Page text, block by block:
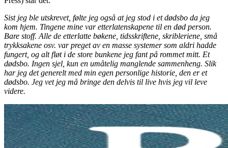
Sist jeg ble utskrevet, følte jeg også at jeg stod i et dødsbo da jeg
kom hjem. Tingene mine var etterlatenskapene til en død person.
Bare stoff. Alle de etterlatte bøkene, tidsskriftene, skribleriene, små
trykksakene osv. var preget av en masse systemer som aldri hadde
fungert, og alt fløt i de store bunkene jeg fant på rommet mitt. Et
dødsbo. Ingen sjel, kun en umåtelig manglende sammenheng. Slik
har jeg det generelt med min egen personlige historie, den er et
dødsbo. Jeg vet jeg må bringe den delvis til live hvis jeg vil leve
videre.